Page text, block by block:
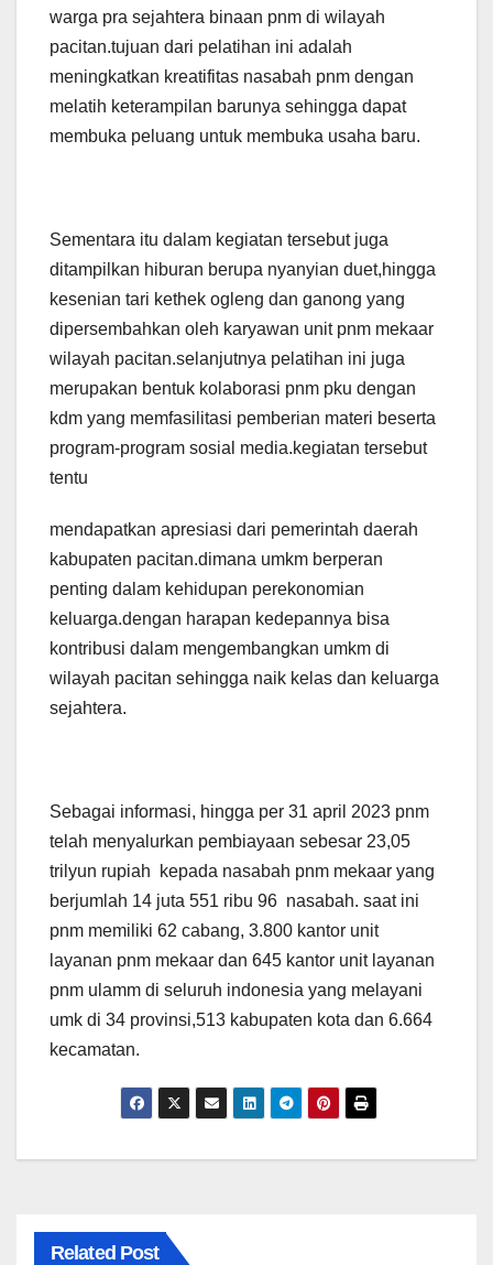
warga pra sejahtera binaan pnm di wilayah
pacitan.tujuan dari pelatihan ini adalah
meningkatkan kreatifitas nasabah pnm dengan
melatih keterampilan barunya sehingga dapat
membuka peluang untuk membuka usaha baru.
Sementara itu dalam kegiatan tersebut juga
ditampilkan hiburan berupa nyanyian duet,hingga
kesenian tari kethek ogleng dan ganong yang
dipersembahkan oleh karyawan unit pnm mekaar
wilayah pacitan.selanjutnya pelatihan ini juga
merupakan bentuk kolaborasi pnm pku dengan
kdm yang memfasilitasi pemberian materi beserta
program-program sosial media.kegiatan tersebut
tentu
mendapatkan apresiasi dari pemerintah daerah
kabupaten pacitan.dimana umkm berperan
penting dalam kehidupan perekonomian
keluarga.dengan harapan kedepannya bisa
kontribusi dalam mengembangkan umkm di
wilayah pacitan sehingga naik kelas dan keluarga
sejahtera.
Sebagai informasi, hingga per 31 april 2023 pnm
telah menyalurkan pembiayaan sebesar 23,05
trilyun rupiah kepada nasabah pnm mekaar yang
berjumlah 14 juta 551 ribu 96 nasabah. saat ini
pnm memiliki 62 cabang, 3.800 kantor unit
layanan pnm mekaar dan 645 kantor unit layanan
pnm ulamm di seluruh indonesia yang melayani
umk di 34 provinsi,513 kabupaten kota dan 6.664
kecamatan.
Related Post